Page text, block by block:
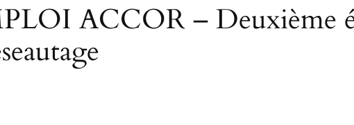
ACCOR – Deuxième